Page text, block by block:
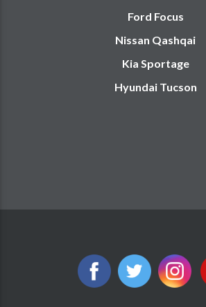
Ford Focus
Nissan Qashqai
Kia Sportage
Hyundai Tucson